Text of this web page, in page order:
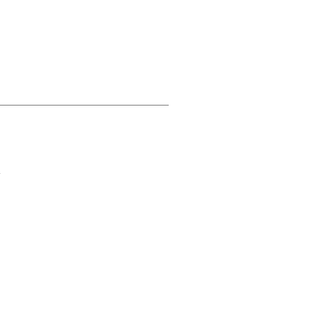
side of yoga as compared
between the Eastern and